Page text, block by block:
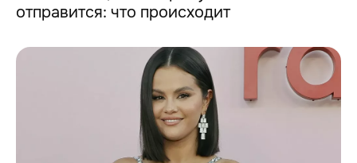
отправится: что происходит